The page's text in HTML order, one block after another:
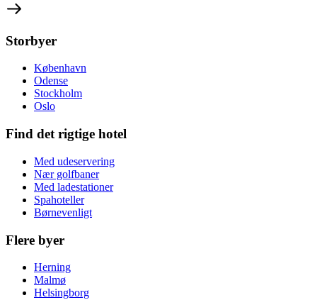
Storbyer
København
Odense
Stockholm
Oslo
Find det rigtige hotel
Med udeservering
Nær golfbaner
Med ladestationer
Spahoteller
Børnevenligt
Flere byer
Herning
Malmø
Helsingborg